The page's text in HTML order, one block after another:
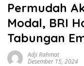
Permudah
Modal, BRI
Tabungan
Adji Rahmat
Desember 15, 2024